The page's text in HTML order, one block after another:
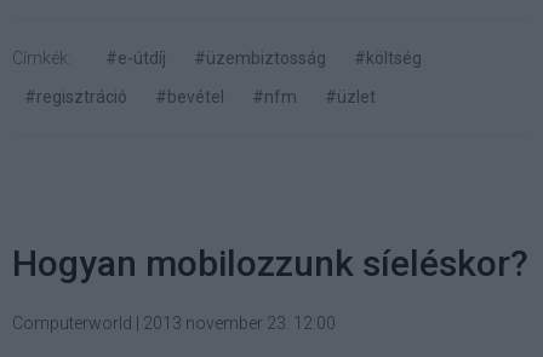
Címkék: #e-útdíj #üzembiztosság
#költség
#regisztráció
#bevétel #nfm #üzlet
Hogyan mobilozzunk síeléskor?
Computerworld 2013 november 23. 12:00